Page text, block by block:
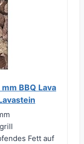
BBQ Lava
Fett auf